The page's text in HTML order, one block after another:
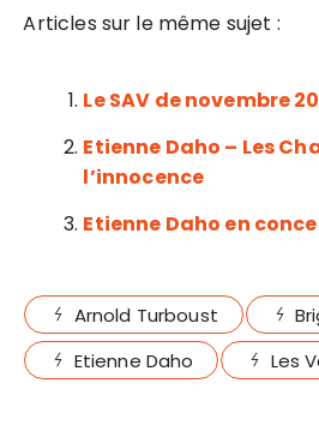
Articles sur le même sujet :
Le SAV de novembre
Etienne Daho – Les
l’innocence
Etienne Daho en
Arnold Turboust
Etienne Daho
Les